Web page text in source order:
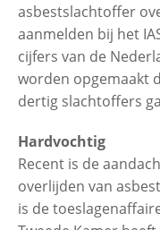
asbestslachtoffer
aanmelden bij het
cijfers van de
worden opgemaakt
dertig slachtoffers
Hardvochtig
Recent is de
overlijden van
is de